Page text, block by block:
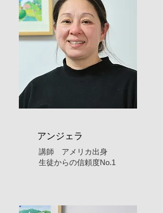
​アンジェラ
​講師 アメリカ出身
​生徒からの信頼度No.1